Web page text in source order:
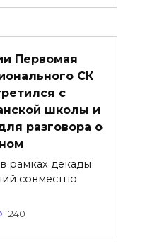
Первомая
СК
с
школы и
разговора о
рамках декады
совместно
240